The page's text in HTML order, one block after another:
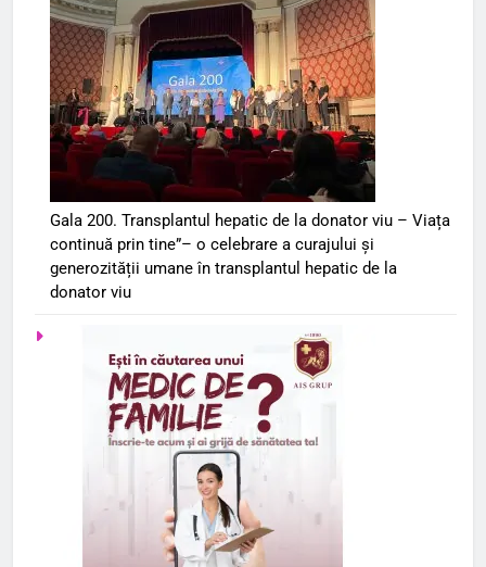
Gala 200. Transplantul hepatic de la donator viu – Viața
continuă prin tine”– o celebrare a curajului și
generozității umane în transplantul hepatic de la
donator viu